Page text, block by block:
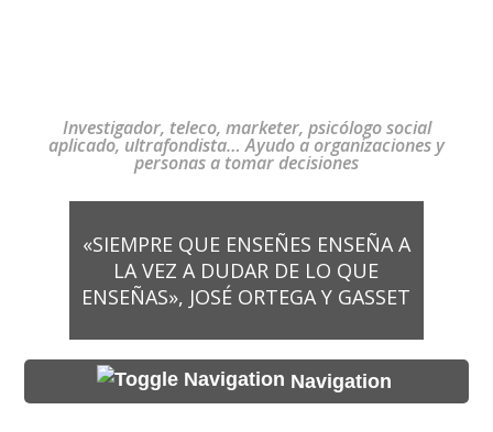
Investigador, teleco, marketer, psicólogo social
aplicado, ultrafondista… Ayudo a organizaciones y
personas a tomar decisiones
«SIEMPRE QUE ENSEÑES ENSEÑA A
LA VEZ A DUDAR DE LO QUE
ENSEÑAS», JOSÉ ORTEGA Y GASSET
Navigation